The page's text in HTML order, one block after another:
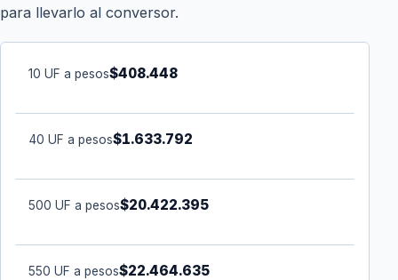
para llevarlo al conversor.
10 UF a pesos$408.448
40 UF a pesos$1.633.792
500 UF a pesos$20.422.395
550 UF a pesos$22.464.635